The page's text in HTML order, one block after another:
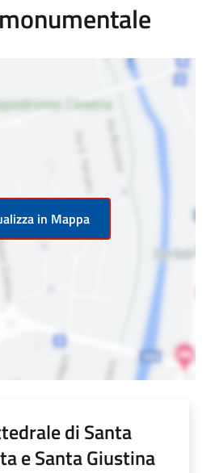
in Mappa
di Santa
e Santa Giustina